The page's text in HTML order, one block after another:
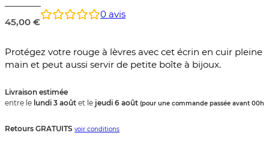
45,00 €
0 avis
Protégez votre rouge à lèvres avec cet écrin en cuir
main et peut aussi servir de petite boîte à bijoux.
Livraison estimée
entre le lundi 3 août et le jeudi 6 août (pour une commande passée avant 00h)
Retours GRATUITS voir conditions